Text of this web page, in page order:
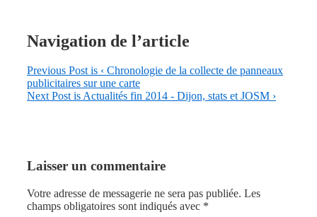
Navigation de l’article
Previous Post is ‹ Chronologie de la collecte de panneaux
publicitaires sur une carte
Next Post isActualités fin 2014 - Dijon, stats et JOSM ›
Laisser un commentaire
Votre adresse de messagerie ne sera pas publiée. Les
champs obligatoires sont indiqués avec *